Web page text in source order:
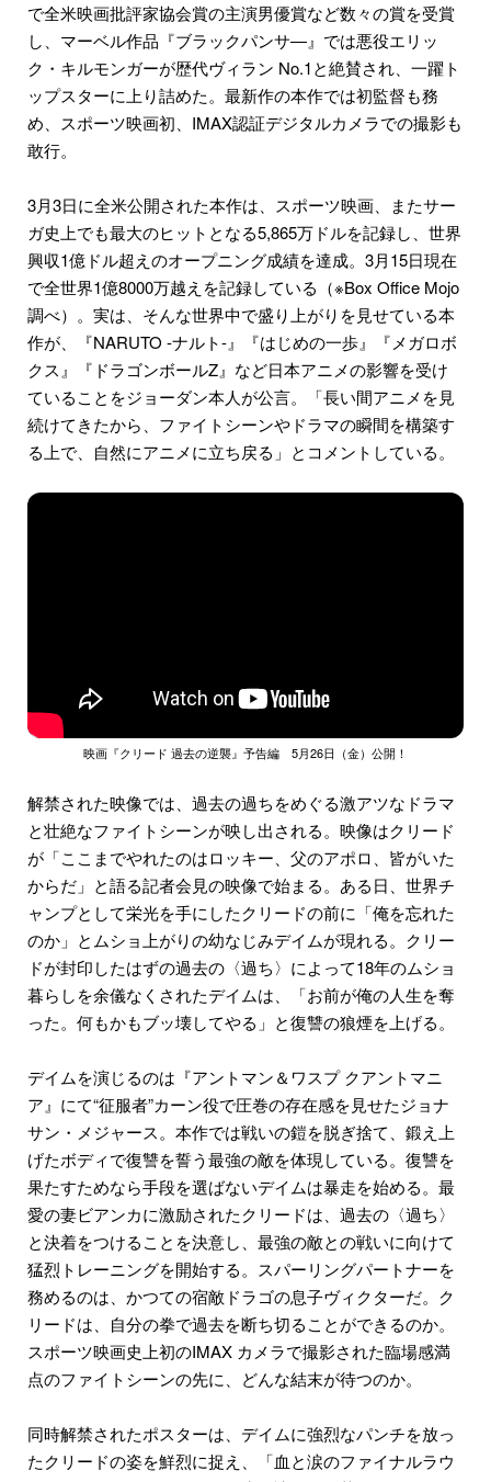
で全米映画批評家協会賞の主演男優賞など数々の賞を受賞
し、マーベル作品『ブラックパンサ―』では悪役エリッ
ク・キルモンガーが歴代ヴィラン No.1と絶賛され、一躍ト
ップスターに上り詰めた。最新作の本作では初監督も務
め、スポーツ映画初、IMAX認証デジタルカメラでの撮影も
敢行。
3月3日に全米公開された本作は、スポーツ映画、またサー
ガ史上でも最大のヒットとなる5,865万ドルを記録し、世界
興収1億ドル超えのオープニング成績を達成。3月15日現在
で全世界1億8000万越えを記録している（※Box Office Mojo
調べ）。実は、そんな世界中で盛り上がりを見せている本
作が、『NARUTO -ナルト-』『はじめの一歩』『メガロボ
クス』『ドラゴンボールZ』など日本アニメの影響を受け
ていることをジョーダン本人が公言。「長い間アニメを見
続けてきたから、ファイトシーンやドラマの瞬間を構築す
る上で、自然にアニメに立ち戻る」とコメントしている。
映画『クリード 過去の逆襲』予告編 5月26日（金）公開！
解禁された映像では、過去の過ちをめぐる激アツなドラマ
と壮絶なファイトシーンが映し出される。映像はクリード
が「ここまでやれたのはロッキー、父のアポロ、皆がいた
からだ」と語る記者会見の映像で始まる。ある日、世界チ
ャンプとして栄光を手にしたクリードの前に「俺を忘れた
のか」とムショ上がりの幼なじみデイムが現れる。クリー
ドが封印したはずの過去の〈過ち〉によって18年のムショ
暮らしを余儀なくされたデイムは、「お前が俺の人生を奪
った。何もかもブッ壊してやる」と復讐の狼煙を上げる。
デイムを演じるのは『アントマン＆ワスプ クアントマニ
ア』にて“征服者”カーン役で圧巻の存在感を見せたジョナ
サン・メジャース。本作では戦いの鎧を脱ぎ捨て、鍛え上
げたボディで復讐を誓う最強の敵を体現している。復讐を
果たすためなら手段を選ばないデイムは暴走を始める。最
愛の妻ビアンカに激励されたクリードは、過去の〈過ち〉
と決着をつけることを決意し、最強の敵との戦いに向けて
猛烈トレーニングを開始する。スパーリングパートナーを
務めるのは、かつての宿敵ドラゴの息子ヴィクターだ。ク
リードは、自分の拳で過去を断ち切ることができるのか。
スポーツ映画史上初のIMAX カメラで撮影された臨場感満
点のファイトシーンの先に、どんな結末が待つのか。
同時解禁されたポスターは、デイムに強烈なパンチを放っ
たクリードの姿を鮮烈に捉え、「血と涙のファイナルラウ